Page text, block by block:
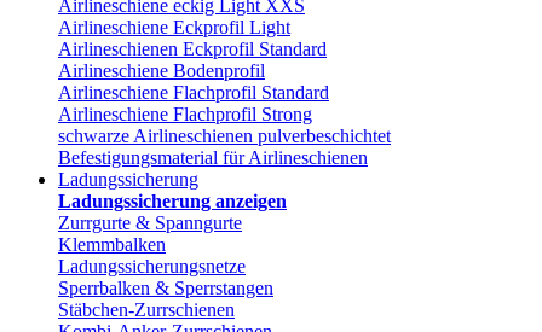
Airlineschiene eckig Light XXS
Airlineschiene Eckprofil Light
Airlineschienen Eckprofil Standard
Airlineschiene Bodenprofil
Airlineschiene Flachprofil Standard
Airlineschiene Flachprofil Strong
schwarze Airlineschienen pulverbeschichtet
Befestigungsmaterial für Airlineschienen
Ladungssicherung
Ladungssicherung anzeigen
Zurrgurte & Spanngurte
Klemmbalken
Ladungssicherungsnetze
Sperrbalken & Sperrstangen
Stäbchen-Zurrschienen